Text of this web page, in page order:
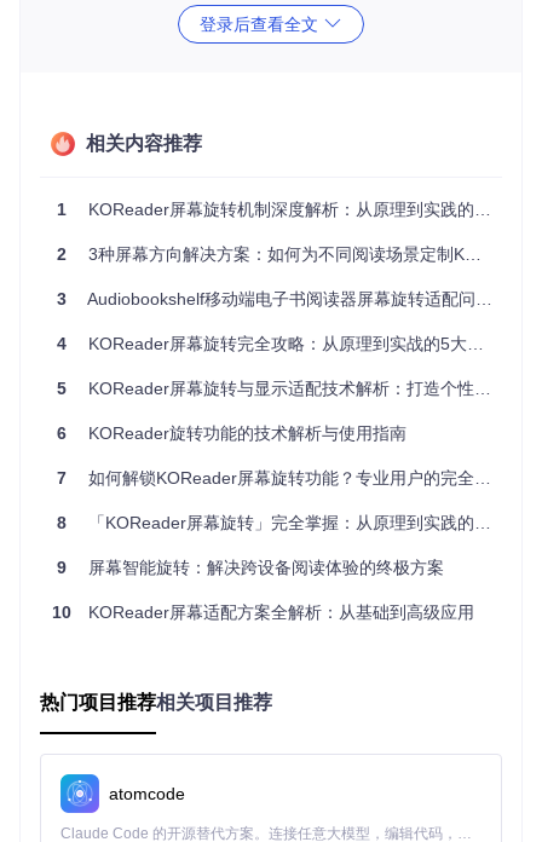
包括方向向量的重新定义，确保旋转后触摸操作的准确性。例
如，在顺时针旋转90度时，原屏幕左上角的触摸点需要被映射
变化时，系统会触发一系列事件通知，包括：旋转开始事件、
坐标重映射事件和UI重绘事件。这些事件按顺序传递给各个组
end/ui/uimanager.lua模块负责统筹这些事件的分发与处理，
同设备因硬件特性差异采用了差异化的实现方案。这种跨平台
模块，通过监听物理按键事件和系统属性变化来检测设备方
快速切换旋转模式。Kobo设备则在frontend/device/kobo/devi
通过系统配置文件进行旋转参数的微调。
Android设备采用了与移动平台一致的旋转处理机制，通过注
册系统传感器监听器实现自动旋转。其旋转状态管理与应用生
命周期深度整合，确保在应用切换和休眠唤醒时保持正确的屏
幕方向。对于桌面平台，旋转功能则通过窗口管理器API实
图1：KOReader在Kobo设备上的界面布局，展示了旋转功能
的基础UI框架
操作指南：旋转功能的设置与使用
掌握屏幕旋转功能的基本操作是提升阅读体验的基础。开源电
登录后查看全文
相关内容推荐
1 KOReader屏幕旋转机制深度解析：从原理到实践的全方位指南
2 3种屏幕方向解决方案：如何为不同阅读场景定制KOReader体验
3 Audiobookshelf移动端电子书阅读器屏幕旋转适配问题解析
4 KOReader屏幕旋转完全攻略：从原理到实战的5大核心技术解析
5 KOReader屏幕旋转与显示适配技术解析：打造个性化阅读体验
6 KOReader旋转功能的技术解析与使用指南
7 如何解锁KOReader屏幕旋转功能？专业用户的完全掌握指南
8 「KOReader屏幕旋转」完全掌握：从原理到实践的阅读体验优化指南
9 屏幕智能旋转：解决跨设备阅读体验的终极方案
10 KOReader屏幕适配方案全解析：从基础到高级应用
热门项目推荐相关项目推荐
atomcode
Claude Code 的开源替代方案。连接任意大模型，编辑代码，运行命令，自动验证 — 全自动执行。用 Rust 构建，极致性能。 ｜ An open-source alternative to Claude Code. Connect any LLM, edit code, run commands, and verify changes — autonomously. Built in Rust for speed. Get Started